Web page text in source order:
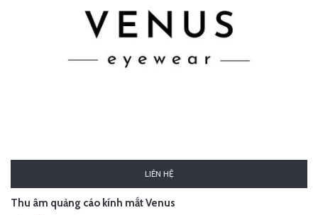
LIÊN HỆ
Thu âm quảng cáo kính mắt Venus